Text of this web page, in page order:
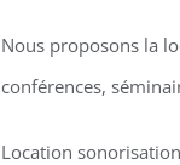
Nous proposons la
conférences,
Location